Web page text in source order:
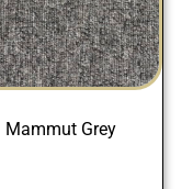
Mammut Grey